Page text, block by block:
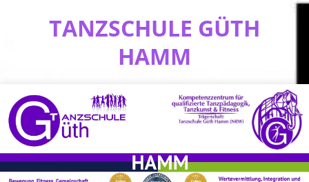
TANZSCHULE GÜTH
HAMM